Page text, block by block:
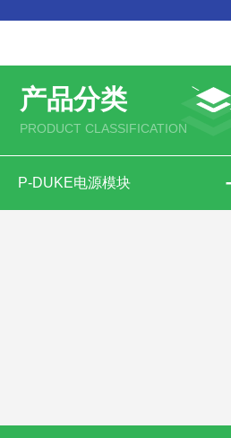
产品分类
PRODUCT CLASSIFICATION
P-DUKE电源模块